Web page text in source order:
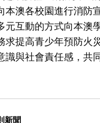
本澳各校園進行消防
元互動的方式向本澳
求提高青少年預防火
識與社會責任感，共
新聞